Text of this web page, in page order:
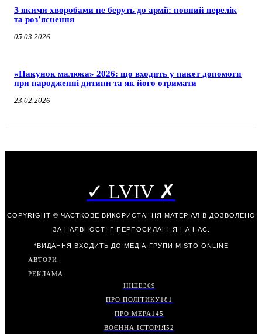
З якими хворобами не беруть до армії: повний перелік
та роз’яснення
05.03.2026
«Пакунок малюка» 2026: що входить у пакет допомоги
при народженні дитини та як його отримати
23.02.2026
✓ LVIV ✗
COPYRIGHT © ЧАСТКОВЕ ВИКОРИСТАННЯ МАТЕРІАЛІВ ДОЗВОЛЕНО
ЗА НАЯВНОСТІ ГІПЕРПОСИЛАННЯ НА НАС.
*ВИДАННЯ ВХОДИТЬ ДО МЕДІА-ГРУПИ MISTO ONLINE
АВТОРИ
РЕКЛАМА
ІНШЕ369
ПРО ПОЛІТИКУ181
ПРО МЕРА 145
ВОЄННА ІСТОРІЯ52